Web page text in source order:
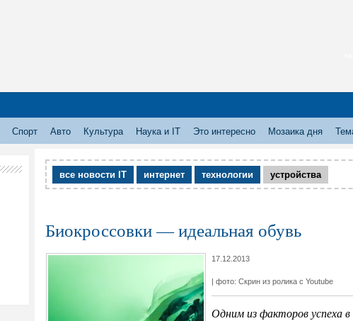
Спорт Авто Культура Наука и IT Это интересно Мозаика дня
все новости IT интернет технологии устройства
Биокроссовки — идеальная обувь
17.12.2013
| фото: Скрин из ролика с Youtube
Одним из факторов успеха